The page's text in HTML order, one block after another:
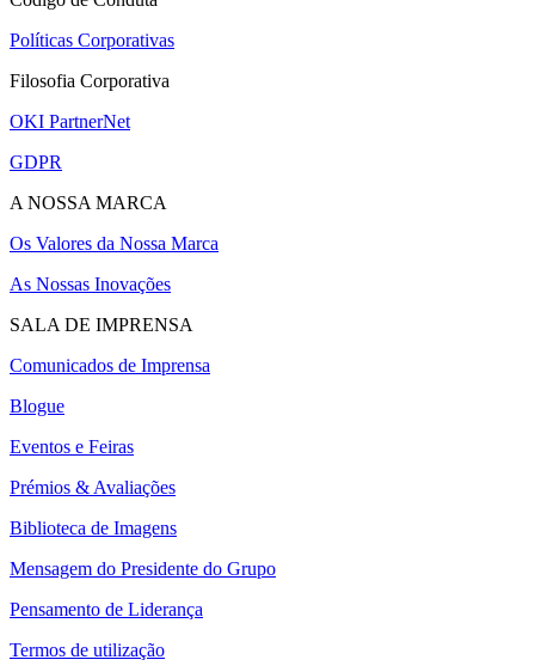
Políticas Corporativas
Filosofia Corporativa
OKI PartnerNet
GDPR
A NOSSA MARCA
Os Valores da Nossa Marca
As Nossas Inovações
SALA DE IMPRENSA
Comunicados de Imprensa
Blogue
Eventos e Feiras
Prémios & Avaliações
Biblioteca de Imagens
Mensagem do Presidente do Grupo
Pensamento de Liderança
Termos de utilização